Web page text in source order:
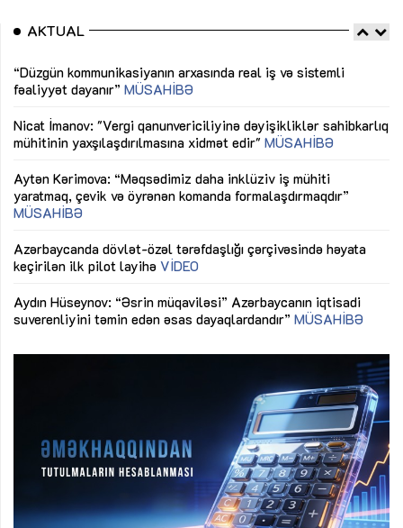
AKTUAL
fəaliyyət dayanır”MÜSAHİBƏ
Nicat İmanov: "Vergi qanunvericiliyinə dəyişikliklər sahibkarlıq
mühitinin yaxşılaşdırılmasına xidmət edir"MÜSAHİBƏ
yaratmaq, çevik və öyrənən komanda formalaşdırmaqdır”
MÜSAHİBƏ
Azərbaycanda dövlət-özəl tərəfdaşlığı çərçivəsində həyata
keçirilən ilk pilot layihəVİDEO
suverenliyini təmin edən əsas dayaqlardandır”MÜSAHİBƏ